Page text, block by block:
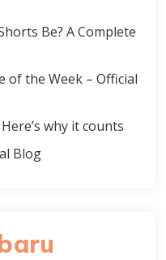
Be? A Complete
of the Week – Official
why it counts
Blog